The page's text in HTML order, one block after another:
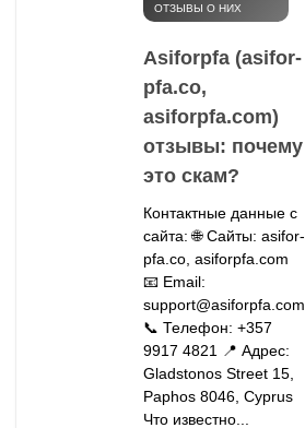
ОТЗЫВЫ О НИХ
Asiforpfa (asifor-
pfa.co,
asiforpfa.com)
отзывы: почему
это скам?
Контактные данные с
сайта: 🌐 Сайты: asifor-
pfa.co, asiforpfa.com
📧 Email:
support@asiforpfa.com
📞 Телефон: +357
9917 4821 📍 Адрес:
Gladstonos Street 15,
Paphos 8046, Cyprus
Что известно...